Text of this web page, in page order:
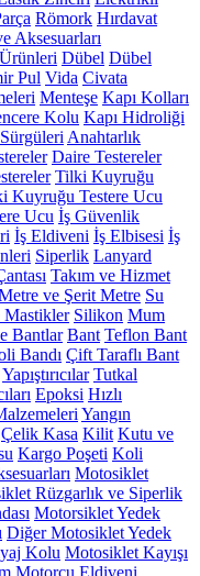
Römork Hırdavat
Aksesuarları
Dübel Dübel
Pul Vida Civata
Menteşe Kapı Kolları
Kolu Kapı Hidroliği
Anahtarlık
Daire Testereler
Tilki Kuyruğu
Kuyruğu Testere Ucu
Ucu İş Güvenlik
İş Eldiveni İş Elbisesi İş
Siperlik Lanyard
Takım ve Hizmet
ve Şerit Metre Su
Mastikler Silikon Mum
Bantlar Bant Teflon Bant
Bandı Çift Taraflı Bant
Yapıştırıcılar Tutkal
Epoksi Hızlı
Yangın
Çelik Kasa Kilit Kutu ve
Kargo Poşeti Koli
Motosiklet
Rüzgarlık ve Siperlik
Motorsiklet Yedek
Diğer Motosiklet Yedek
Kolu Motosiklet Kayışı
Motorcu Eldiveni